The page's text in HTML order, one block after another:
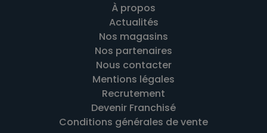
À propos
Actualités
Nos magasins
Nos partenaires
Nous contacter
Mentions légales
Recrutement
Devenir Franchisé
Conditions générales de vente